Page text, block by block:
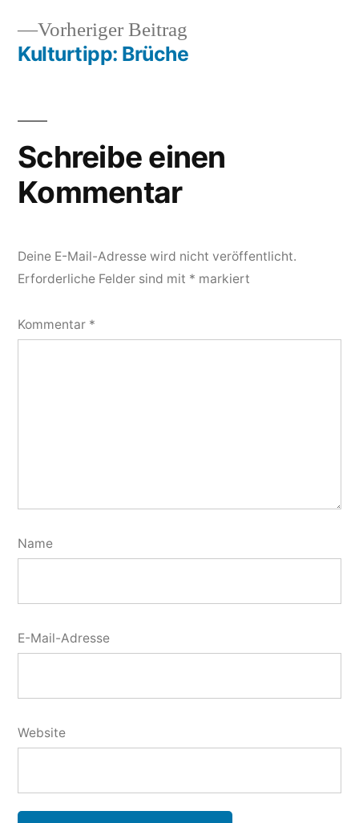
Vorheriger Beitrag
Beitrag:
Kulturtipp: Brüche
Schreibe einen
Kommentar
Deine E-Mail-Adresse wird nicht veröffentlicht.
Erforderliche Felder sind mit * markiert
Kommentar *
Name
E-Mail-Adresse
Website